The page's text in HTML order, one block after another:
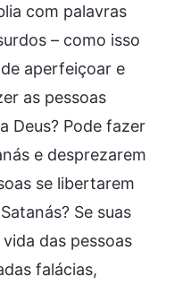
com palavras
– como isso
aperfeiçoar e
as pessoas
Deus? Pode fazer
e desprezarem
se libertarem
Se suas
das pessoas
falácias,